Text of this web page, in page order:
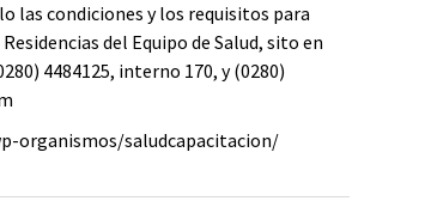
las condiciones y los requisitos para
del Equipo de Salud, sito en
4484125, interno 170, y (0280)
organismos/saludcapacitacion/